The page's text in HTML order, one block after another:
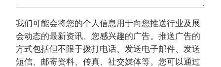
我们可能会将您的个人信息用于向您推送行业及展
会动态的最新资讯、您感兴趣的广告。推送广告的
方式包括但不限于拨打电话、发送电子邮件、发送
短信、邮寄资料、传真、社交媒体等。您可以通过